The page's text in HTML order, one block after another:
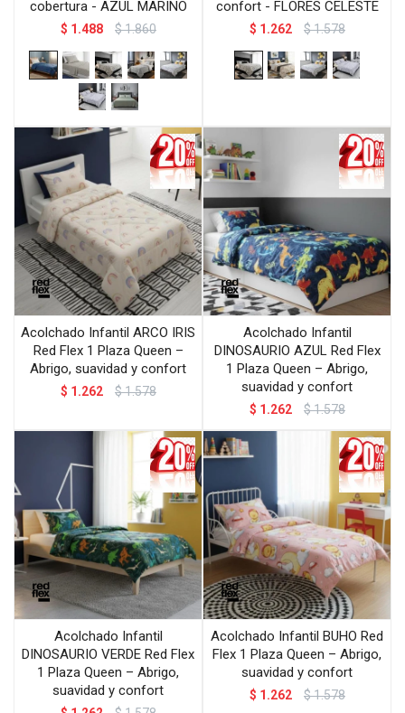
cobertura - AZUL MARINO
$ 1.488 $1.860
confort - FLORES CELESTE
$ 1.262 $1.578
Acolchado Infantil ARCO IRIS
Red Flex 1 Plaza Queen –
Abrigo, suavidad y confort
$ 1.262 $1.578
Acolchado Infantil
DINOSAURIO AZUL Red Flex
1 Plaza Queen – Abrigo,
suavidad y confort
$ 1.262 $1.578
Acolchado Infantil
DINOSAURIO VERDE Red Flex
1 Plaza Queen – Abrigo,
suavidad y confort
Acolchado Infantil BUHO Red
Flex 1 Plaza Queen – Abrigo,
suavidad y confort
$ 1.262 $1.578